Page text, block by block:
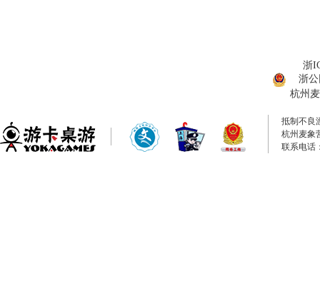
浙
浙公
杭州
抵制不良
杭州麦象
联系电话